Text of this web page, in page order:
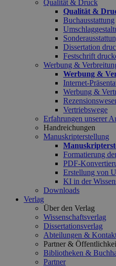
Qualität & Druck
Qualität &
Buchausstattung
Dissertation
Festschrift
Werbung &
Werbung &
Internet-
Werbung &
Vertriebswege
Erfahrungen unserer
Handreichungen
Manuskripterstellung
Formatierung
PDF-
Erstellung von
KI in der
Downloads
Verlag
Über den Verlag
Wissenschaftsverlag
Dissertationsverlag
Abteilungen &
Partner &
Bibliotheken &
Partner